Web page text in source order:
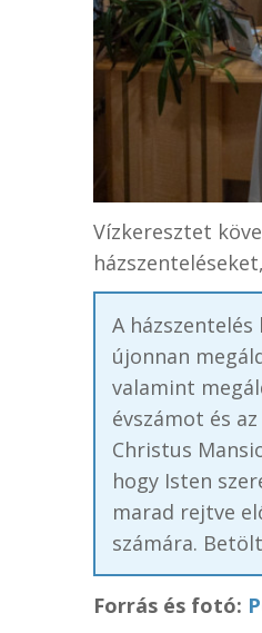
Vízkeresztet
A
újonnan
valamint
évszámot és
Christus
hogy Isten
marad rejtve
számára.
Forrás és fotó: